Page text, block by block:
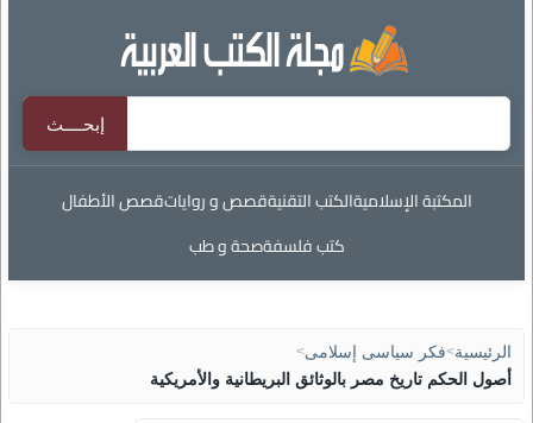
المكتبة الإسلاميةالكتب التقنيةقصص و رواياتقصص الأطفال
كتب فلسفةصحة و طب
الرئيسية>فكر سياسى إسلامى>
أصول الحكم تاريخ مصر بالوثائق البريطانية والأمريكية